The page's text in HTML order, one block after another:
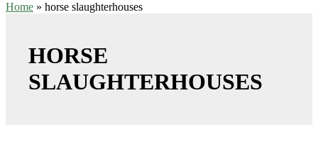
Home » horse slaughterhouses
HORSE
SLAUGHTERHOUSES